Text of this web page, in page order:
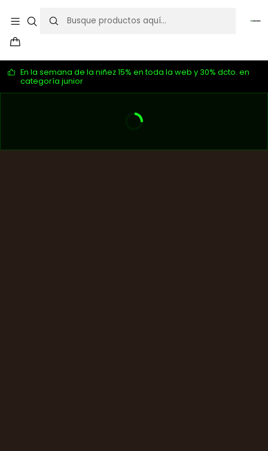
En la semana de la niñez 15% en toda la web y 30% dcto. en
categoría junior